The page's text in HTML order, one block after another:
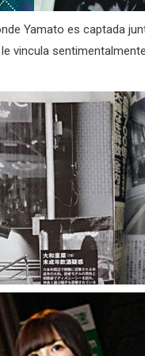
Yamato es captada
vincula